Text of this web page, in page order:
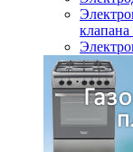
клапана